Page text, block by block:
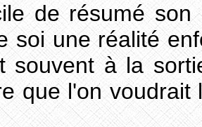
de résumé
soi une réalité
souvent à la
que l'on